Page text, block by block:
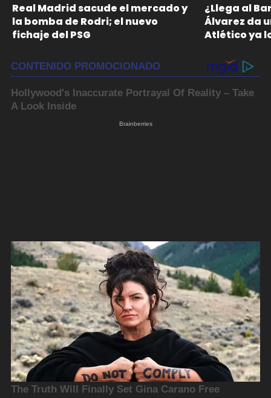
Real Madrid sacude el mercado y
la bomba de Rodri; el nuevo
fichaje del PSG
¿Llega al
Álvarez da
Atlético ya